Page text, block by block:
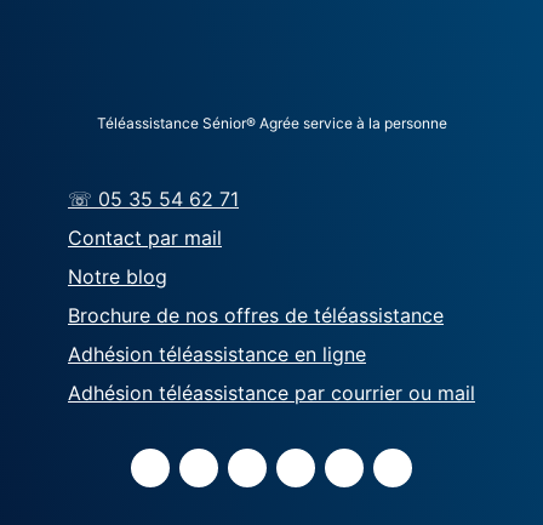
Téléassistance Sénior® Agrée service à la personne
☏ 05 35 54 62 71
Contact par mail
Notre blog
Brochure de nos offres de téléassistance
Adhésion téléassistance en ligne
Adhésion téléassistance par courrier ou mail